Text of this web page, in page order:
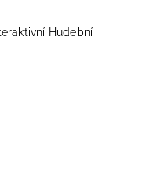
Hudební